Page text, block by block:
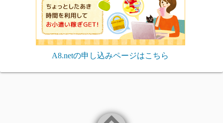
A8.netの申し込みページはこちら